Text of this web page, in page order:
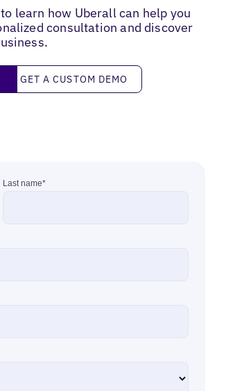
learn how Uberall can help you
consultation and discover
a custom demo
GET A CUSTOM DEMO